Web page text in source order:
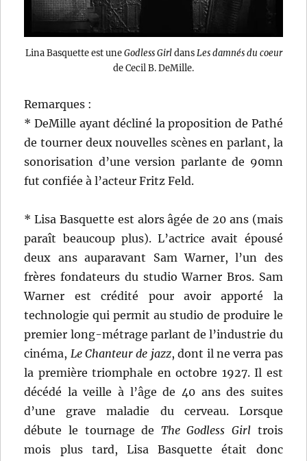
Lina Basquette est uneGodless GirldansLes damnés du coeur
de Cecil B. DeMille.
Remarques :
* DeMille ayant décliné la proposition de Pathé
de tourner deux nouvelles scènes en parlant, la
sonorisation d’une version parlante de 90mn
fut confiée à l’acteur Fritz Feld.
* Lisa Basquette est alors âgée de 20 ans (mais
paraît beaucoup plus). L’actrice avait épousé
deux ans auparavant Sam Warner, l’un des
frères fondateurs du studio Warner Bros. Sam
Warner est crédité pour avoir apporté la
technologie qui permit au studio de produire le
premier long-métrage parlant de l’industrie du
cinéma, Le Chanteur de jazz, dont il ne verra pas
la première triomphale en octobre 1927. Il est
décédé la veille à l’âge de 40 ans des suites
d’une grave maladie du cerveau. Lorsque
débute le tournage de The Godless Girl trois
mois plus tard, Lisa Basquette était donc